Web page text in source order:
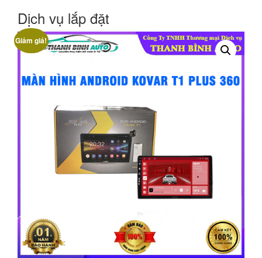
Dịch vụ lắp đặt
Giảm giá!